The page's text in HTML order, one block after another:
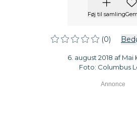
Føj til samlingGem
(0)
6. august 2018 af Mai
Foto: Columbus